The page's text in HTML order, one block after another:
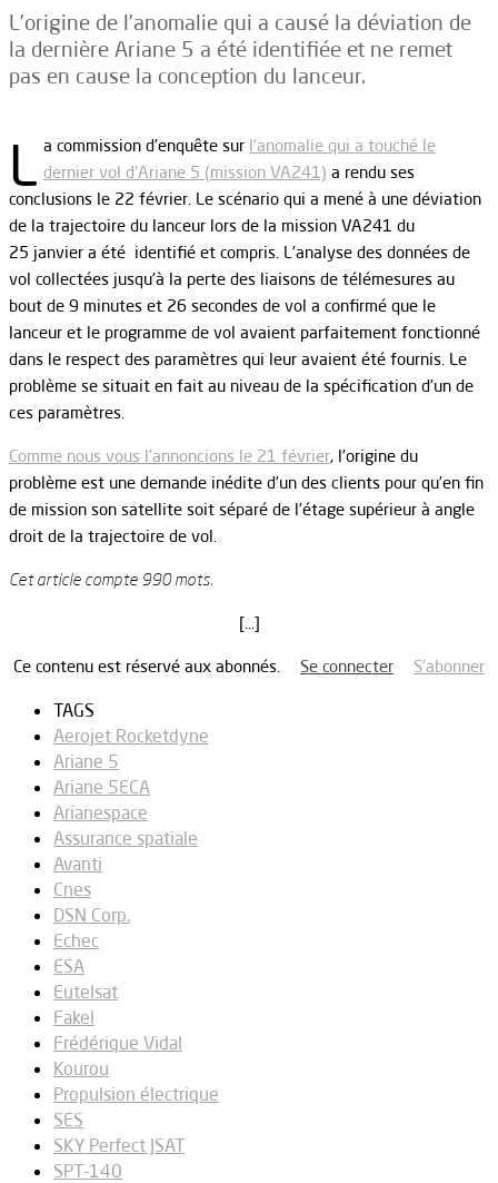
L’origine de l’anomalie qui a causé la déviation de
la dernière Ariane 5 a été identifiée et ne remet
pas en cause la conception du lanceur.
L a commission d’enquête sur l’anomalie qui a touché le
dernier vol d’Ariane 5 (mission VA241) a rendu ses
conclusions le 22 février. Le scénario qui a mené à une déviation
de la trajectoire du lanceur lors de la mission VA241 du
25 janvier a été identifié et compris. L’analyse des données de
vol collectées jusqu’à la perte des liaisons de télémesures au
bout de 9 minutes et 26 secondes de vol a confirmé que le
lanceur et le programme de vol avaient parfaitement fonctionné
dans le respect des paramètres qui leur avaient été fournis. Le
problème se situait en fait au niveau de la spécification d’un de
ces paramètres.
Comme nous vous l’annoncions le 21 février, l’origine du
problème est une demande inédite d’un des clients pour qu’en fin
de mission son satellite soit séparé de l’étage supérieur à angle
droit de la trajectoire de vol.
Cet article compte 990 mots.
[…]
Ce contenu est réservé aux abonnés. Se connecter S’abonner
TAGS
Aerojet Rocketdyne
Ariane 5
Ariane 5ECA
Arianespace
Assurance spatiale
Avanti
Cnes
DSN Corp.
Echec
ESA
Eutelsat
Fakel
Frédérique Vidal
Kourou
Propulsion électrique
SES
SKY Perfect JSAT
SPT-140